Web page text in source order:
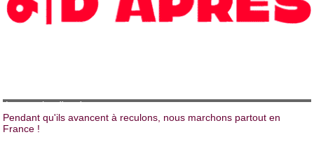
La marche d'après
Pendant qu'ils avancent à reculons, nous marchons partout en
France !